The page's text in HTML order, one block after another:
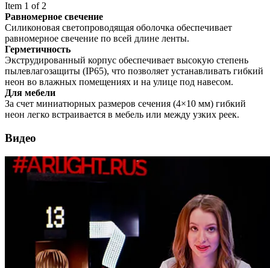
Item 1 of 2
Равномерное свечение
Силиконовая светопроводящая оболочка обеспечивает
равномерное свечение по всей длине ленты.
Герметичность
Экструдированный корпус обеспечивает высокую степень
пылевлагозащиты (IP65), что позволяет устанавливать гибкий
неон во влажных помещениях и на улице под навесом.
Для мебели
За счет миниатюрных размеров сечения (4×10 мм) гибкий
неон легко встраивается в мебель или между узких реек.
Видео